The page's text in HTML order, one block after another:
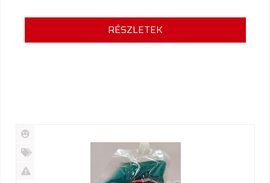
RÉSZLETEK
Új
termék
%